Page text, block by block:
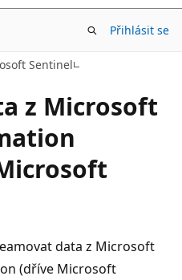
Přihlásit se
Sentinel
z Microsoft
data z Microsoft
(dříve Microsoft